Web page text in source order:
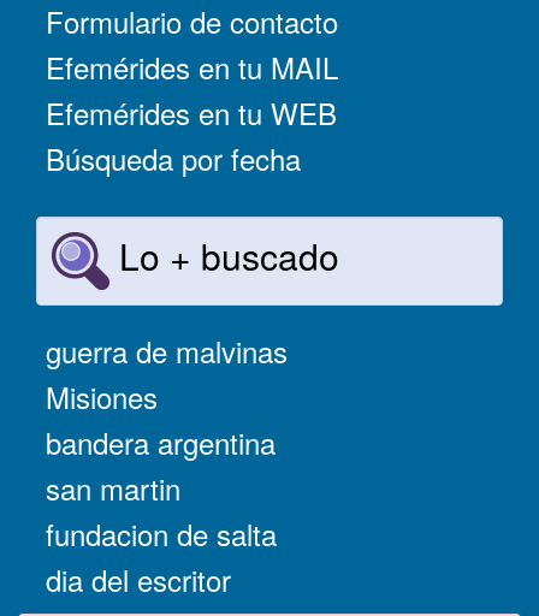
Formulario de contacto
Efemérides en tu MAIL
Efemérides en tu WEB
Búsqueda por fecha
Lo + buscado
guerra de malvinas
Misiones
bandera argentina
san martin
fundacion de salta
dia del escritor